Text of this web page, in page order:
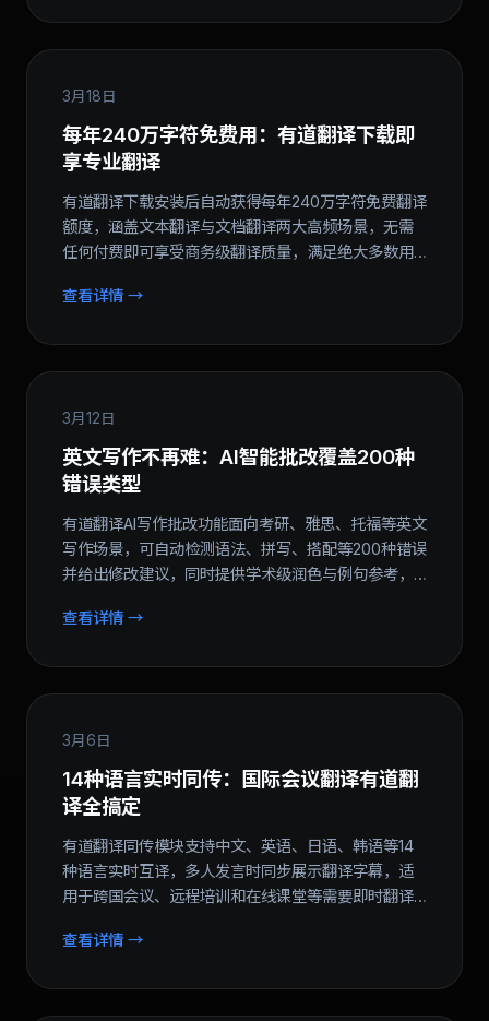
3月18日
每年240万字符免费用：有道翻译下载即
享专业翻译
有道翻译下载安装后自动获得每年240万字符免费翻译
额度，涵盖文本翻译与文档翻译两大高频场景，无需
任何付费即可享受商务级翻译质量，满足绝大多数用
查看详情 →
3月12日
英文写作不再难：AI智能批改覆盖200种
错误类型
有道翻译AI写作批改功能面向考研、雅思、托福等英文
写作场景，可自动检测语法、拼写、搭配等200种错误
并给出修改建议，同时提供学术级润色与例句参考，
查看详情 →
3月6日
14种语言实时同传：国际会议翻译有道翻
译全搞定
有道翻译同传模块支持中文、英语、日语、韩语等14
种语言实时互译，多人发言时同步展示翻译字幕，适
用于跨国会议、远程培训和在线课堂等需要即时翻译
查看详情 →